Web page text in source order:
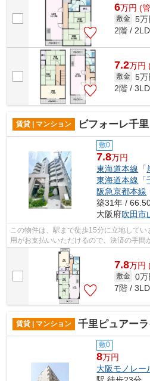
6万円 (
敷金 5万
2階 /
7.2万円
敷金 5万
2階 /
賃貸 | マンション ビフォーレ千里
敷0
7.8万円
東海道本線 「
東海道本線 「
阪急京都本線
築31年 /
大阪府吹田市
この物件は、駅まで徒歩15分に立地して
用がお支払いいただけるので、決済の手間
チリなマンションタイプの物件です。...
7.8万円
敷金 0万
7階 /
賃貸 | マンション 千里ピュアー
敷0
8万円
大阪モノレー